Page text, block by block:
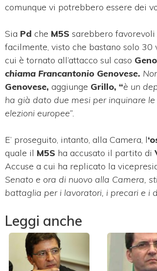
comunque vi potrebbero essere dei
Sia Pd che M5S sarebbero
facilmente, visto che bastano solo 30
cui è tornato all’attacco sul caso
chiama Francantonio Genovese.
Genovese, aggiunge Grillo, “è un
ha già dato due mesi per inquinare
elezioni europee”.
E’ proseguito, intanto, alla Camera, l
quale il M5S ha accusato il partito di
Accuse a cui ha replicato la
Senato e ora di nuovo alla Camera,
battaglia per i lavoratori, i precari e i
Leggi anche